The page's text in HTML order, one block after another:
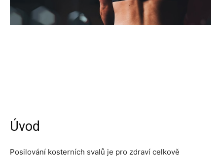
Úvod
Posilování kosterních svalů je pro zdraví celkově